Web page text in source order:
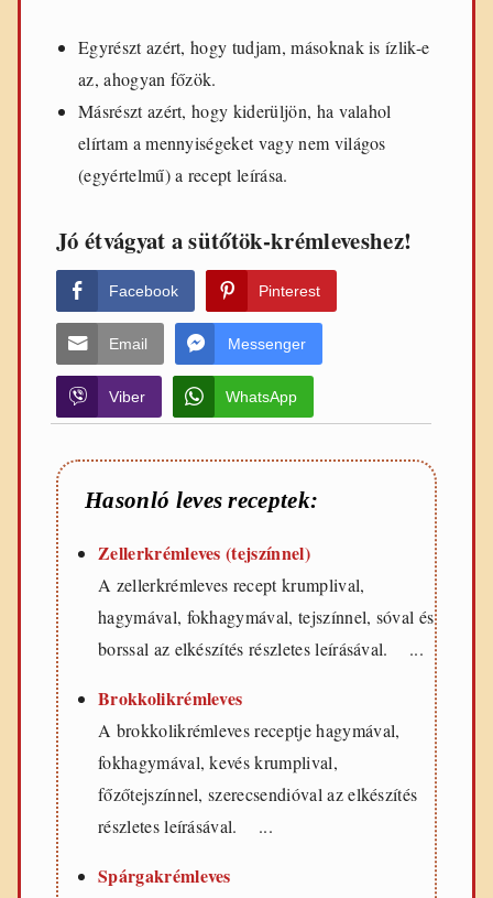
Egyrészt azért, hogy tudjam, másoknak is ízlik-e
az, ahogyan főzök.
Másrészt azért, hogy kiderüljön, ha valahol
elírtam a mennyiségeket vagy nem világos
(egyértelmű) a recept leírása.
Jó étvágyat a sütőtök-krémleveshez!
Facebook Pinterest
Email Messenger
Viber WhatsApp
Hasonló leves receptek:
Zellerkrémleves (tejszínnel)
A zellerkrémleves recept krumplival,
hagymával, fokhagymával, tejszínnel, sóval és
borssal az elkészítés részletes leírásával. ...
Brokkolikrémleves
A brokkolikrémleves receptje hagymával,
fokhagymával, kevés krumplival,
főzőtejszínnel, szerecsendióval az elkészítés
részletes leírásával. ...
Spárgakrémleves